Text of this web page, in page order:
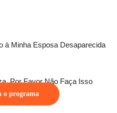
o programa
à Minha Esposa Desaparecida
Por Favor Não Faça Isso